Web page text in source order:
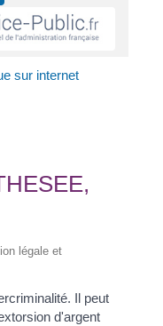
sur internet
légale et
Il peut
d'argent